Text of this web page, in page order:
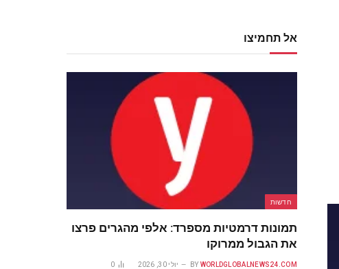
אל תחמיצו
חדשות
תמונות דרמטיות מספרד: אלפי מהגרים פרצו
את הגבול ממרוקו
BY WORLDGLOBALNEWS24.COM יולי 30, 2026 0